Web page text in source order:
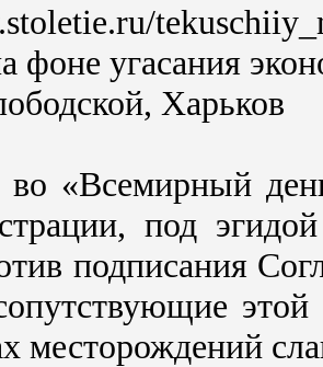
фоне угасания
Харьков
во «Всемирный
под
подписания
месторождений